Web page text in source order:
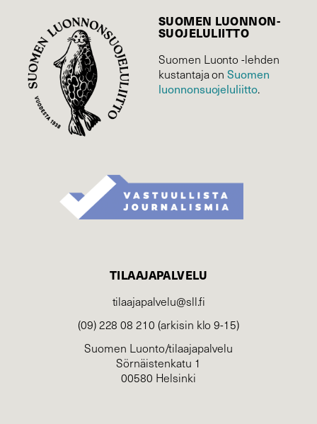
SUOMEN LUONNON­
SUOJELU­LIITTO
Suomen Luonto -lehden
kustantaja onSuomen
luonnonsuojelu­liitto.
TILAAJAPALVELU
tilaajapalvelu@sll.fi
(09) 228 08 210 (arkisin klo 9-15)
Suomen Luonto/tilaajapalvelu
Sörnäistenkatu 1
00580 Helsinki